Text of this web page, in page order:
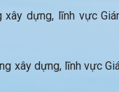
dựng, lĩnh vực
xây dựng, lĩnh vực